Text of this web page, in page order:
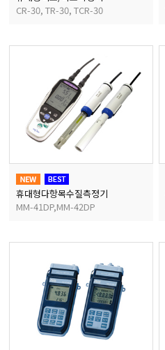
CR-30, TR-30, TCR-30
휴대형다항목수질측정기
MM-41DP,MM-42DP